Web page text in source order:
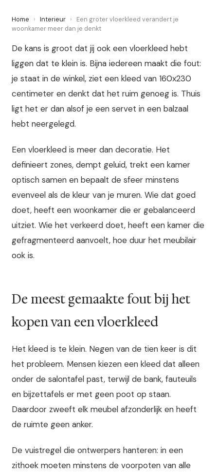
Home › Interieur ›
Een groter vloerkleed verandert je
woonkamer meer dan je denkt
De kans is groot dat jij ook een vloerkleed hebt
liggen dat te klein is. Bijna iedereen maakt die fout:
je staat in de winkel, ziet een kleed van 160x230
centimeter en denkt dat het ruim genoeg is. Thuis
ligt het er dan alsof je een servet in een balzaal
hebt neergelegd.
Een vloerkleed is meer dan decoratie. Het
definieert zones, dempt geluid, trekt een kamer
optisch samen en bepaalt de sfeer minstens
evenveel als de kleur van je muren. Wie dat goed
doet, heeft een woonkamer die er gebalanceerd
uitziet. Wie het verkeerd doet, heeft een kamer die
gefragmenteerd aanvoelt, hoe duur het meubilair
ook is.
De meest gemaakte fout bij het
kopen van een vloerkleed
Het kleed is te klein. Negen van de tien keer is dit
het probleem. Mensen kiezen een kleed dat alleen
onder de salontafel past, terwijl de bank, fauteuils
en bijzettafels er met geen poot op staan.
Daardoor zweeft elk meubel afzonderlijk en heeft
de ruimte geen anker.
De vuistregel die ontwerpers hanteren: in een
zithoek moeten minstens de voorpoten van alle